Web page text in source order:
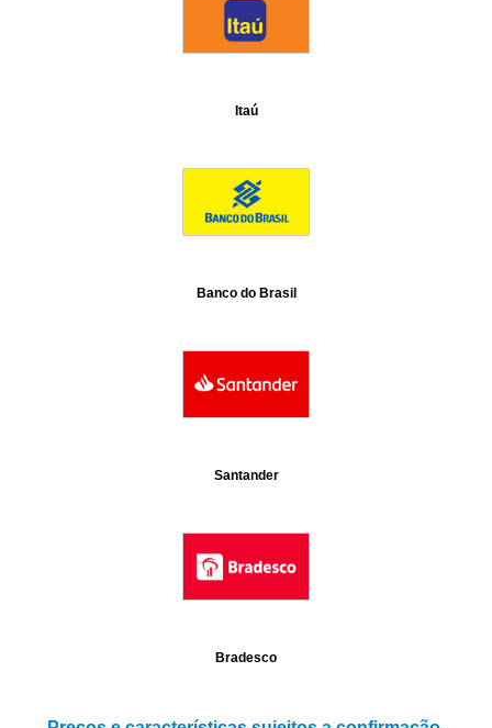
Itaú
Banco do Brasil
Santander
Bradesco